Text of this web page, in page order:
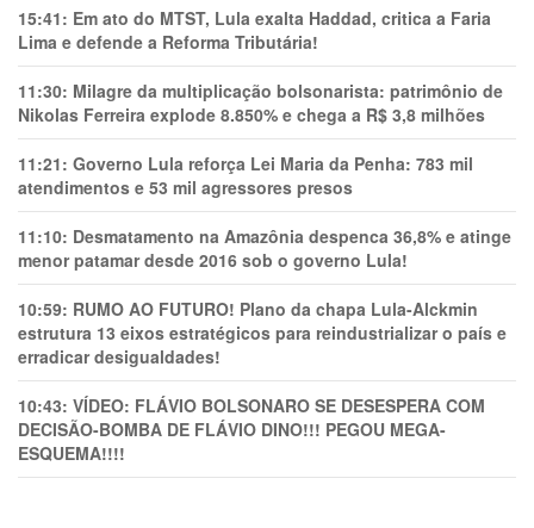
15:41: Em ato do MTST, Lula exalta Haddad, critica a Faria
Lima e defende a Reforma Tributária!
11:30: Milagre da multiplicação bolsonarista: patrimônio de
Nikolas Ferreira explode 8.850% e chega a R$ 3,8 milhões
11:21: Governo Lula reforça Lei Maria da Penha: 783 mil
atendimentos e 53 mil agressores presos
11:10: Desmatamento na Amazônia despenca 36,8% e atinge
menor patamar desde 2016 sob o governo Lula!
10:59: RUMO AO FUTURO! Plano da chapa Lula-Alckmin
estrutura 13 eixos estratégicos para reindustrializar o país e
erradicar desigualdades!
10:43: VÍDEO: FLÁVIO BOLSONARO SE DESESPERA COM
DECISÃO-BOMBA DE FLÁVIO DINO!!! PEGOU MEGA-
ESQUEMA!!!!